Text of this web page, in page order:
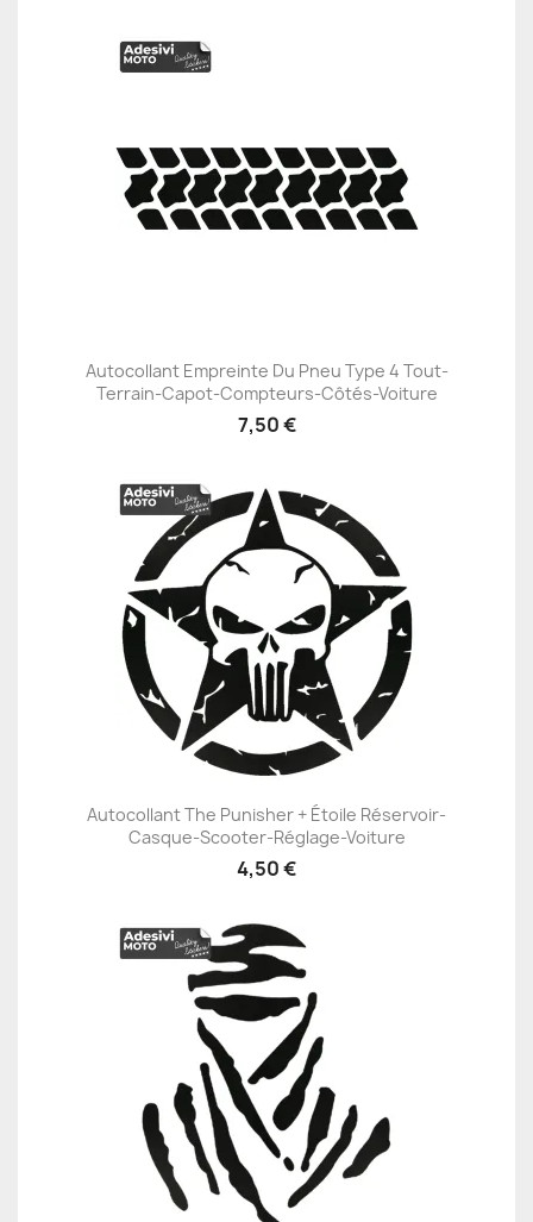
Autocollant Empreinte Du Pneu Type 4 Tout-
Terrain-Capot-Compteurs-Côtés-Voiture
7,50 €
Autocollant The Punisher + Étoile Réservoir-
Casque-Scooter-Réglage-Voiture
4,50 €